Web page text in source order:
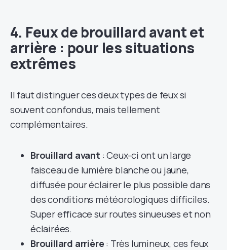
4. Feux de brouillard avant et
arrière : pour les situations
extrêmes
Il faut distinguer ces deux types de feux si
souvent confondus, mais tellement
complémentaires.
Brouillard avant : Ceux-ci ont un large
faisceau de lumière blanche ou jaune,
diffusée pour éclairer le plus possible dans
des conditions météorologiques difficiles.
Super efficace sur routes sinueuses et non
éclairées.
Brouillard arrière : Très lumineux, ces feux